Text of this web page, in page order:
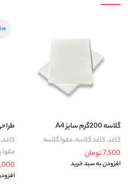
گلاسه 200گرم سایز A4
کاغذ,کاغذ گلاسه,مقوا گلاسه
7,500تومان
افزودن به سبد خرید
طراحی
کاغذ,